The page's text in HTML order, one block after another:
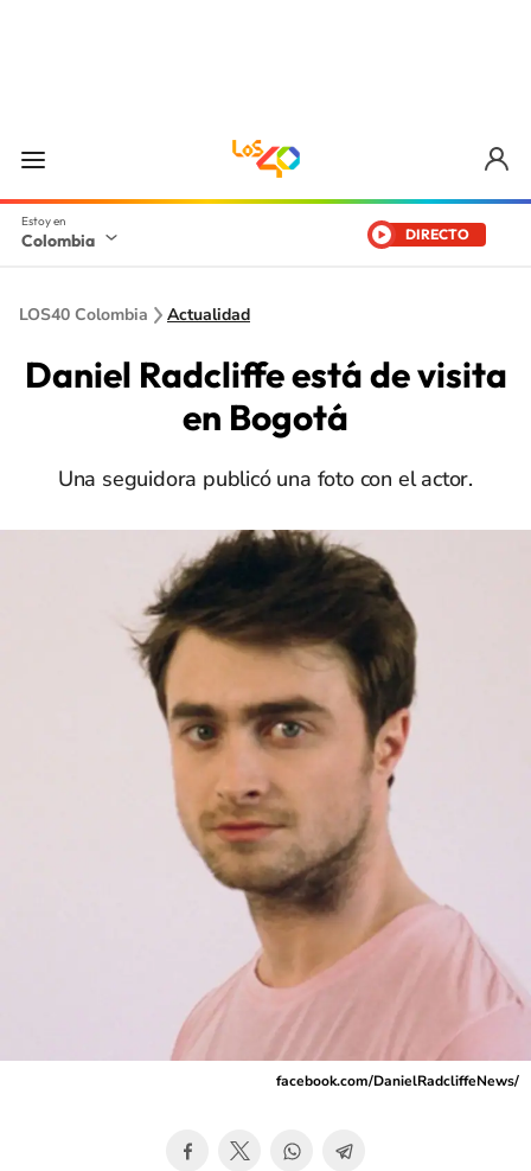
Colombia DIRECTO
LOS40 Colombia Actualidad
Daniel Radcliffe está de visita
en Bogotá
Una seguidora publicó una foto con el actor.
facebook.com/DanielRadcliffeNews/